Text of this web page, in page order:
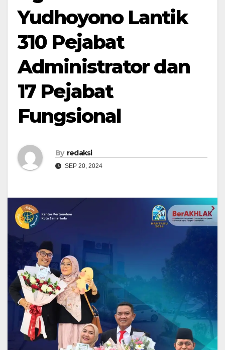
Yudhoyono Lantik
310 Pejabat
Administrator dan
17 Pejabat
Fungsional
By redaksi
SEP 20, 2024